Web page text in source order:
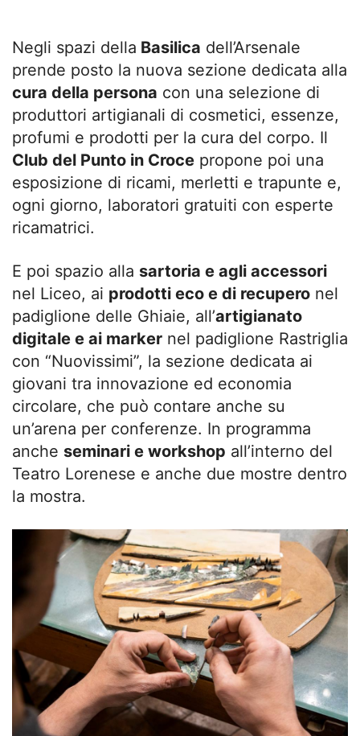
Negli spazi della Basilica dell’Arsenale
prende posto la nuova sezione dedicata alla
cura della persona con una selezione di
produttori artigianali di cosmetici, essenze,
profumi e prodotti per la cura del corpo. Il
Club del Punto in Croce propone poi una
esposizione di ricami, merletti e trapunte e,
ogni giorno, laboratori gratuiti con esperte
ricamatrici.
E poi spazio alla sartoria e agli accessori
nel Liceo, ai prodotti eco e di recupero nel
padiglione delle Ghiaie, all’artigianato
digitale e ai marker nel padiglione Rastriglia
con “Nuovissimi”, la sezione dedicata ai
giovani tra innovazione ed economia
circolare, che può contare anche su
un’arena per conferenze. In programma
anche seminari e workshop all’interno del
Teatro Lorenese e anche due mostre dentro
la mostra.